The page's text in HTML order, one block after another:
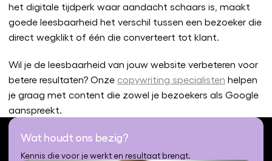
het digitale tijdperk waar aandacht schaars is, maakt
goede leesbaarheid het verschil tussen een bezoeker die
direct wegklikt of één die converteert tot klant.
Wil je de leesbaarheid van jouw website verbeteren voor
betere resultaten? Onze copywriting specialisten helpen
je graag met content die zowel je bezoekers als Google
aanspreekt.
Wat houdt ons bezig?
Kennis die voor je werkt en resultaat brengt.